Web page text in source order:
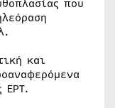
που
και
ΕΡΤ.